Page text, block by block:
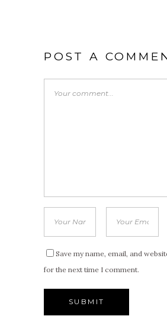
POST A
Save my name, email, and
for the next time I comment.